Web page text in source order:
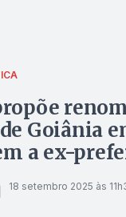
Goiânia
a ex-
18 setembro 2025 às